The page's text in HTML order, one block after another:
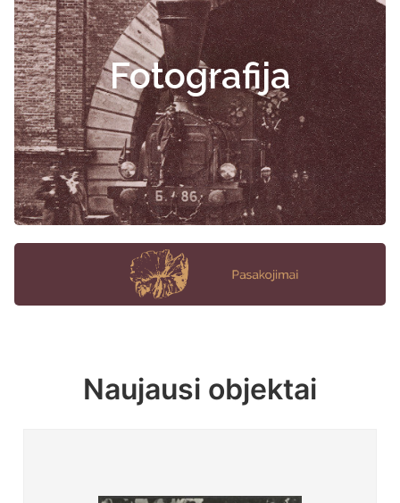
Fotografija
Naujausi objektai